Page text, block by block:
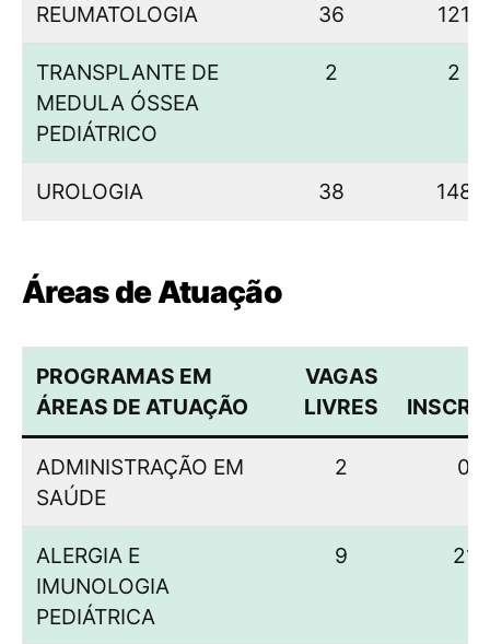
REUMATOLOGIA 36 121
TRANSPLANTE DE
MEDULA ÓSSEA
PEDIÁTRICO
2 2
UROLOGIA 38 148
Áreas de Atuação
PROGRAMAS EM
ÁREAS DE ATUAÇÃO
VAGAS
LIVRES
ADMINISTRAÇÃO EM
SAÚDE
2 0
ALERGIA E
IMUNOLOGIA
PEDIÁTRICA
9 21